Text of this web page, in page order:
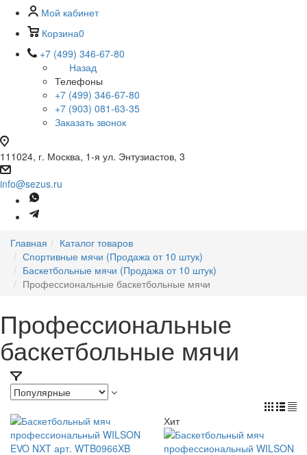
Мой кабинет
Корзина0
+7 (499) 346-67-80
Назад
Телефоны
+7 (499) 346-67-80
+7 (903) 081-63-35
Заказать звонок
111024, г. Москва, 1-я ул. Энтузиастов, 3
info@sezus.ru
Главная
Каталог товаров
Спортивные мячи (Продажа от 10 штук)
Баскетбольные мячи (Продажа от 10 штук)
Профессиональные баскетбольные мячи
Профессиональные
баскетбольные мячи
Хит